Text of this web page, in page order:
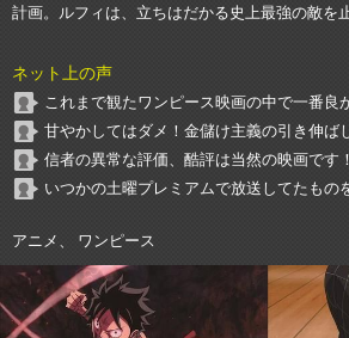
計画。ルフィは、立ちはだかる史上最強の敵を
ネット上の声
これまで観たワンピース映画の中で一番良
甘やかしてはダメ！金儲け主義の引き伸ば
信者の異常な評価、酷評は当然の映画です！
いつかの土曜プレミアムで放送してたもの
アニメ、 ワンピース